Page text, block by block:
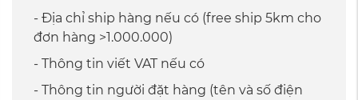
- Địa chỉ ship hàng nếu có (free ship 5km cho
đơn hàng >1.000.000)
- Thông tin viết VAT nếu có
- Thông tin người đặt hàng (tên và số điện